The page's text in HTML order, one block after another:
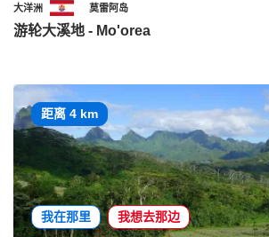
大洋洲 莫雷阿岛
游轮大溪地 - Mo'orea
距离 4 km
我在那里 我想去那边